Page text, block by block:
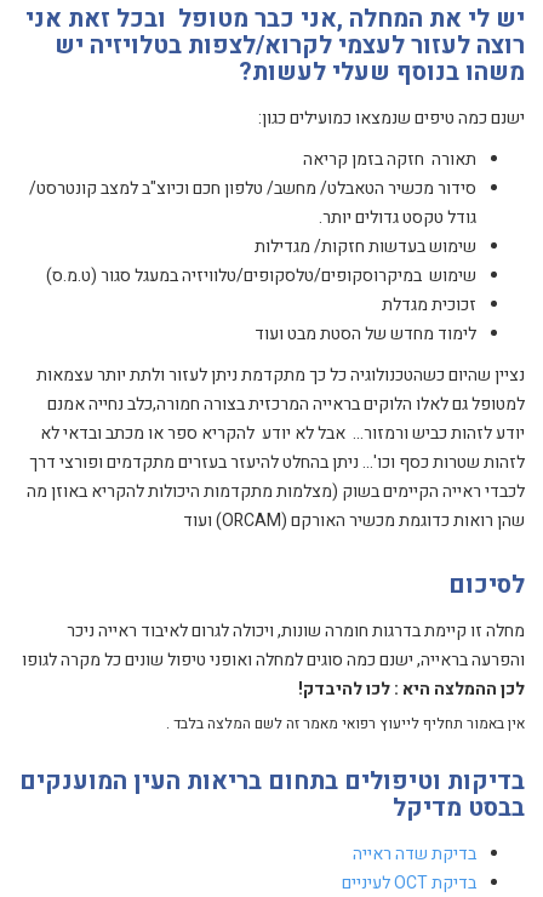
יש לי את המחלה ,אני כבר מטופל ובכל זאת אני
רוצה לעזור לעצמי לקרוא/לצפות בטלויזיה יש
משהו בנוסף שעלי לעשות?
ישנם כמה טיפים שנמצאו כמועילים כגון:
תאורה חזקה בזמן קריאה
סידור מכשיר הטאבלט/ מחשב/ טלפון חכם וכיוצ"ב למצב קונטרסט/
גודל טקסט גדולים יותר.
שימוש בעדשות חזקות/ מגדילות
שימוש במיקרוסקופים/טלסקופים/טלוויזיה במעגל סגור (ט.מ.ס)
זכוכית מגדלת
לימוד מחדש של הסטת מבט ועוד
נציין שהיום כשהטכנולוגיה כל כך מתקדמת ניתן לעזור ולתת יותר עצמאות
למטופל גם לאלו הלוקים בראייה המרכזית בצורה חמורה,כלב נחייה אמנם
יודע לזהות כביש ורמזור… אבל לא יודע להקריא ספר או מכתב ובדאי לא
לזהות שטרות כסף וכו'… ניתן בהחלט להיעזר בעזרים מתקדמים ופורצי דרך
לכבדי ראייה הקיימים בשוק (מצלמות מתקדמות היכולות להקריא באוזן מה
שהן רואות כדוגמת מכשיר האורקם (ORCAM) ועוד
לסיכום
מחלה זו קיימת בדרגות חומרה שונות, ויכולה לגרום לאיבוד ראייה ניכר
והפרעה בראייה, ישנם כמה סוגים למחלה ואופני טיפול שונים כל מקרה לגופו
לכן ההמלצה היא : לכו להיבדק!
אין באמור תחליף לייעוץ רפואי מאמר זה לשם המלצה בלבד .
בדיקות וטיפולים בתחום בריאות העין המוענקים
בבסט מדיקל
בדיקת שדה ראייה
בדיקת OCT לעיניים